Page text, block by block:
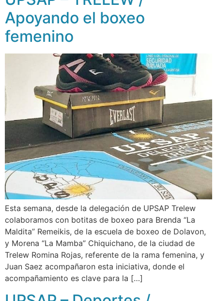
Apoyando el boxeo
femenino
Esta semana, desde la delegación de UPSAP Trelew
colaboramos con botitas de boxeo para Brenda “La
Maldita” Remeikis, de la escuela de boxeo de Dolavon,
y Morena “La Mamba” Chiquichano, de la ciudad de
Trelew Romina Rojas, referente de la rama femenina, y
Juan Saez acompañaron esta iniciativa, donde el
acompañamiento es clave para la […]